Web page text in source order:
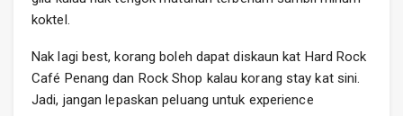
koktel.
Nak lagi best, korang boleh dapat diskaun kat Hard Rock
Café Penang dan Rock Shop kalau korang stay kat sini.
Jadi, jangan lepaskan peluang untuk experience